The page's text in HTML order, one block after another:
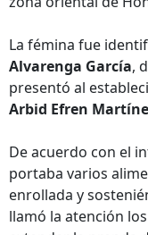
La fémina fue
Alvarenga García,
presentó al
Arbid Efren
De acuerdo con el
portaba varios
enrollada y
llamó la atención